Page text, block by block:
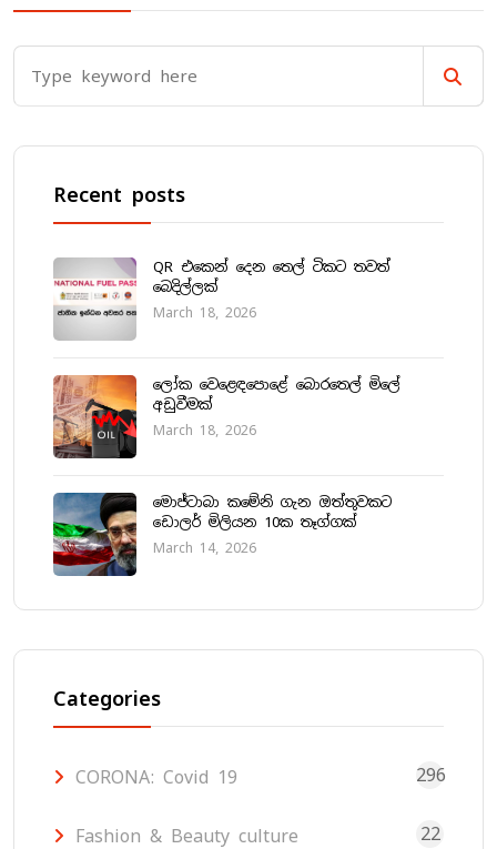
Recent posts
QR එකෙන් දෙන තෙල් ටිකට තවත්
බෙදිල්ලක්
March 18, 2026
ලෝක වෙළෙඳපොළේ බොරතෙල් මිලේ
අඩුවීමක්
March 18, 2026
මොජ්ටාබා කමේනි ගැන ඔත්තුවකට
ඩොලර් මිලියන 10ක තෑග්ගක්
March 14, 2026
Categories
CORONA: Covid 19 296
Fashion & Beauty culture 22